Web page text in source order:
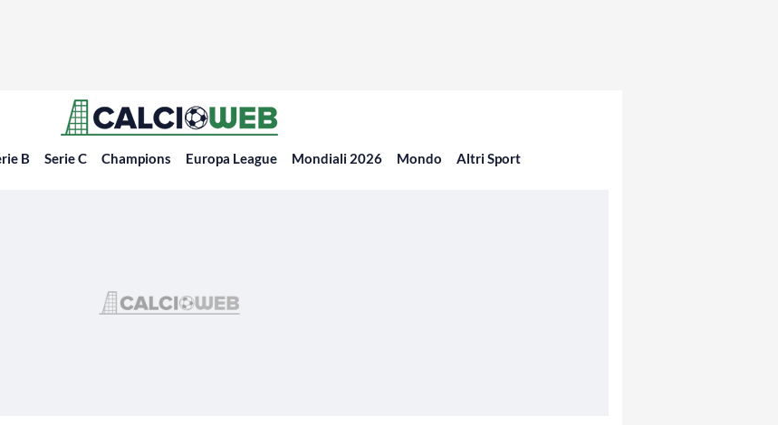
B Serie C Champions Europa League Mondiali 2026 Mondo Altri Sport